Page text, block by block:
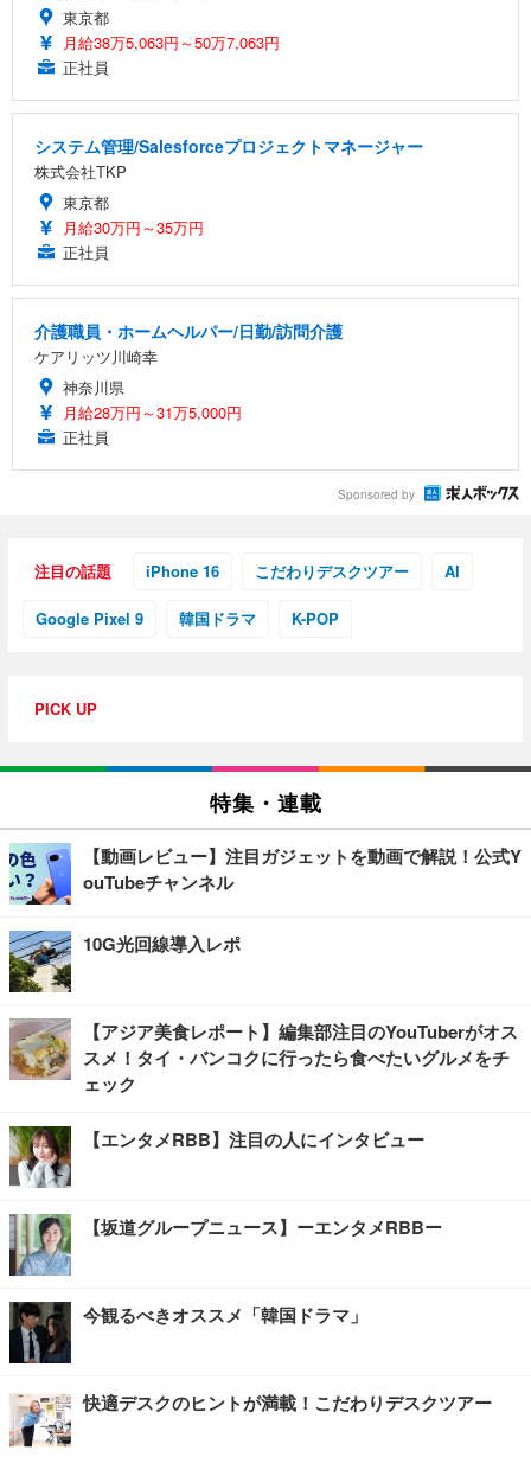
東京都
月給38万5,063円～50万7,063円
正社員
システム管理/Salesforceプロジェクトマネージャー
株式会社TKP
東京都
月給30万円～35万円
正社員
介護職員・ホームヘルパー/日勤/訪問介護
ケアリッツ川崎幸
神奈川県
月給28万円～31万5,000円
正社員
Sponsored by
注目の話題 iPhone 16 こだわりデスクツアー AI
Google Pixel 9 韓国ドラマ K-POP
PICK UP
特集・連載
【動画レビュー】注目ガジェットを動画で解説！公式Y
ouTubeチャンネル
10G光回線導入レポ
【アジア美食レポート】編集部注目のYouTuberがオス
スメ！タイ・バンコクに行ったら食べたいグルメをチ
ェック
【エンタメRBB】注目の人にインタビュー
【坂道グループニュース】ーエンタメRBBー
今観るべきオススメ「韓国ドラマ」
快適デスクのヒントが満載！こだわりデスクツアー